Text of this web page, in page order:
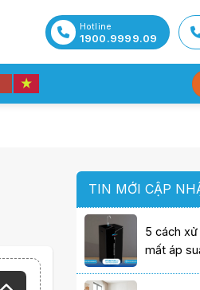
Hotline
1900.9999.09
TIN MỚI CẬP
5 cách
mất áp